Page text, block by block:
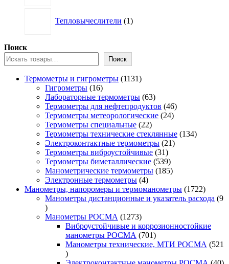
Тепловычеслители 1товар
Поиск
Поиск
Термометры и гигрометры 11311131
Гигрометры 1616
товаров
Лабораторные термометры 6363
товара
Термометры для нефтепродуктов 4646
Термометры метеорологические 2424
Термометры специальные 2222
товара
Термометры технические стеклянные 134134
Электроконтактные термометры 2121
Термометры виброустойчивые 3131
товар
Термометры биметаллические 539539
товаров
Манометрические термометры 185185
Электронные термометры 44
товара
Манометры, напоромеры и термоманометры 17221722
товара
Манометры дистанционные и указатель расхода 9
9
товаров
Манометры РОСМА 12731273
товара
Виброустойчивые и коррозионностойкие
манометры РОСМА
701701
товар
Манометры технические, МТИ РОСМА
521
521
товар
40